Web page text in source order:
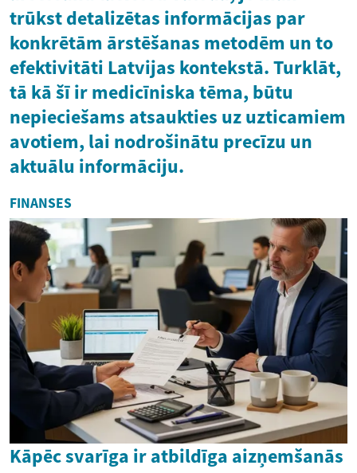
trūkst detalizētas informācijas par
konkrētām ārstēšanas metodēm un to
efektivitāti Latvijas kontekstā. Turklāt,
tā kā šī ir medicīniska tēma, būtu
nepieciešams atsaukties uz uzticamiem
avotiem, lai nodrošinātu precīzu un
aktuālu informāciju.
FINANSES
Kāpēc svarīga ir atbildīga aizņemšanās